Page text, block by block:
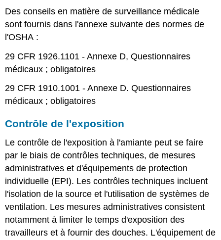
Des conseils en matière de surveillance médicale
sont fournis dans l'annexe suivante des normes de
l'OSHA :
29 CFR 1926.1101 - Annexe D, Questionnaires
médicaux ; obligatoires
29 CFR 1910.1001 - Annexe D. Questionnaires
médicaux ; obligatoires
Contrôle de l'exposition
Le contrôle de l'exposition à l'amiante peut se faire
par le biais de contrôles techniques, de mesures
administratives et d'équipements de protection
individuelle (EPI). Les contrôles techniques incluent
l'isolation de la source et l'utilisation de systèmes de
ventilation. Les mesures administratives consistent
notamment à limiter le temps d'exposition des
travailleurs et à fournir des douches. L'équipement de